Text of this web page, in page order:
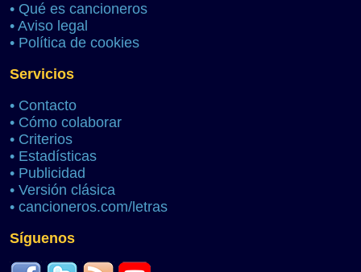
• Qué es cancioneros
• Aviso legal
• Política de cookies
Servicios
• Contacto
• Cómo colaborar
• Criterios
• Estadísticas
• Publicidad
• Versión clásica
• cancioneros.com/letras
Síguenos